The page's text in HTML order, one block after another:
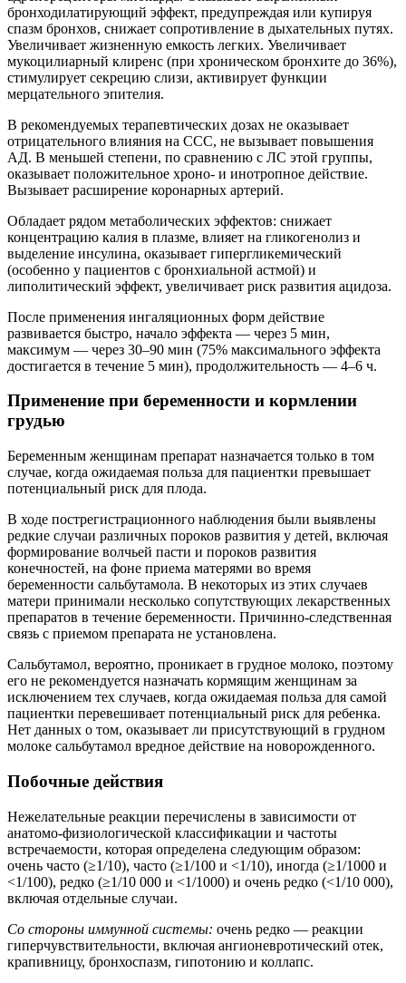
бронходилатирующий эффект, предупреждая или купируя
спазм бронхов, снижает сопротивление в дыхательных путях.
Увеличивает жизненную емкость легких. Увеличивает
мукоцилиарный клиренс (при хроническом бронхите до 36%),
стимулирует секрецию слизи, активирует функции
мерцательного эпителия.
В рекомендуемых терапевтических дозах не оказывает
отрицательного влияния на ССС, не вызывает повышения
АД. В меньшей степени, по сравнению с ЛС этой группы,
оказывает положительное хроно- и инотропное действие.
Вызывает расширение коронарных артерий.
Обладает рядом метаболических эффектов: снижает
концентрацию калия в плазме, влияет на гликогенолиз и
выделение инсулина, оказывает гипергликемический
(особенно у пациентов с бронхиальной астмой) и
липолитический эффект, увеличивает риск развития ацидоза.
После применения ингаляционных форм действие
развивается быстро, начало эффекта — через 5 мин,
максимум — через 30–90 мин (75% максимального эффекта
достигается в течение 5 мин), продолжительность — 4–6 ч.
Применение при беременности и кормлении
грудью
Беременным женщинам препарат назначается только в том
случае, когда ожидаемая польза для пациентки превышает
потенциальный риск для плода.
В ходе пострегистрационного наблюдения были выявлены
редкие случаи различных пороков развития у детей, включая
формирование волчьей пасти и пороков развития
конечностей, на фоне приема матерями во время
беременности сальбутамола. В некоторых из этих случаев
матери принимали несколько сопутствующих лекарственных
препаратов в течение беременности. Причинно-следственная
связь с приемом препарата не установлена.
Сальбутамол, вероятно, проникает в грудное молоко, поэтому
его не рекомендуется назначать кормящим женщинам за
исключением тех случаев, когда ожидаемая польза для самой
пациентки перевешивает потенциальный риск для ребенка.
Нет данных о том, оказывает ли присутствующий в грудном
молоке сальбутамол вредное действие на новорожденного.
Побочные действия
Нежелательные реакции перечислены в зависимости от
анатомо-физиологической классификации и частоты
встречаемости, которая определена следующим образом:
очень часто (≥1/10), часто (≥1/100 и <1/10), иногда (≥1/1000 и
<1/100), редко (≥1/10 000 и <1/1000) и очень редко (<1/10 000),
включая отдельные случаи.
Со стороны иммунной системы: очень редко — реакции
гиперчувствительности, включая ангионевротический отек,
крапивницу, бронхоспазм, гипотонию и коллапс.